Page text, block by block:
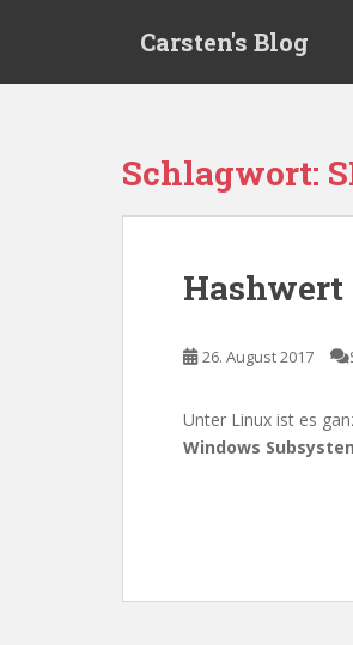
Carsten's Blog
Schlagwort:
Hashwert
26. August 2017
Unter Linux ist es
Windows